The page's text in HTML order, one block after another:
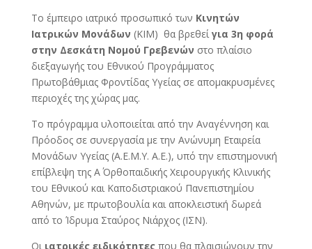
Το έμπειρο ιατρικό προσωπικό των Κινητών
Ιατρικών Μονάδων (ΚΙΜ) θα βρεθείγια 3η φορά
στην Δεσκάτη Νομού Γρεβενών στο πλαίσιο
διεξαγωγής του Εθνικού Προγράμματος
Πρωτοβάθμιας Φροντίδας Υγείας σε απομακρυσμένες
περιοχές της χώρας μας.
Το πρόγραμμα υλοποιείται από την Αναγέννηση και
Πρόοδος σε συνεργασία με την Ανώνυμη Εταιρεία
Μονάδων Υγείας (Α.Ε.Μ.Υ. Α.Ε.), υπό την επιστημονική
επίβλεψη της Α΄ Ορθοπαιδικής Χειρουργικής Κλινικής
του Εθνικού και Καποδιστριακού Πανεπιστημίου
Αθηνών, με πρωτοβουλία και αποκλειστική δωρεά
από το Ίδρυμα Σταύρος Νιάρχος (ΙΣΝ).
Οι ιατρικές ειδικότητεςπου θα πλαισιώνουν την